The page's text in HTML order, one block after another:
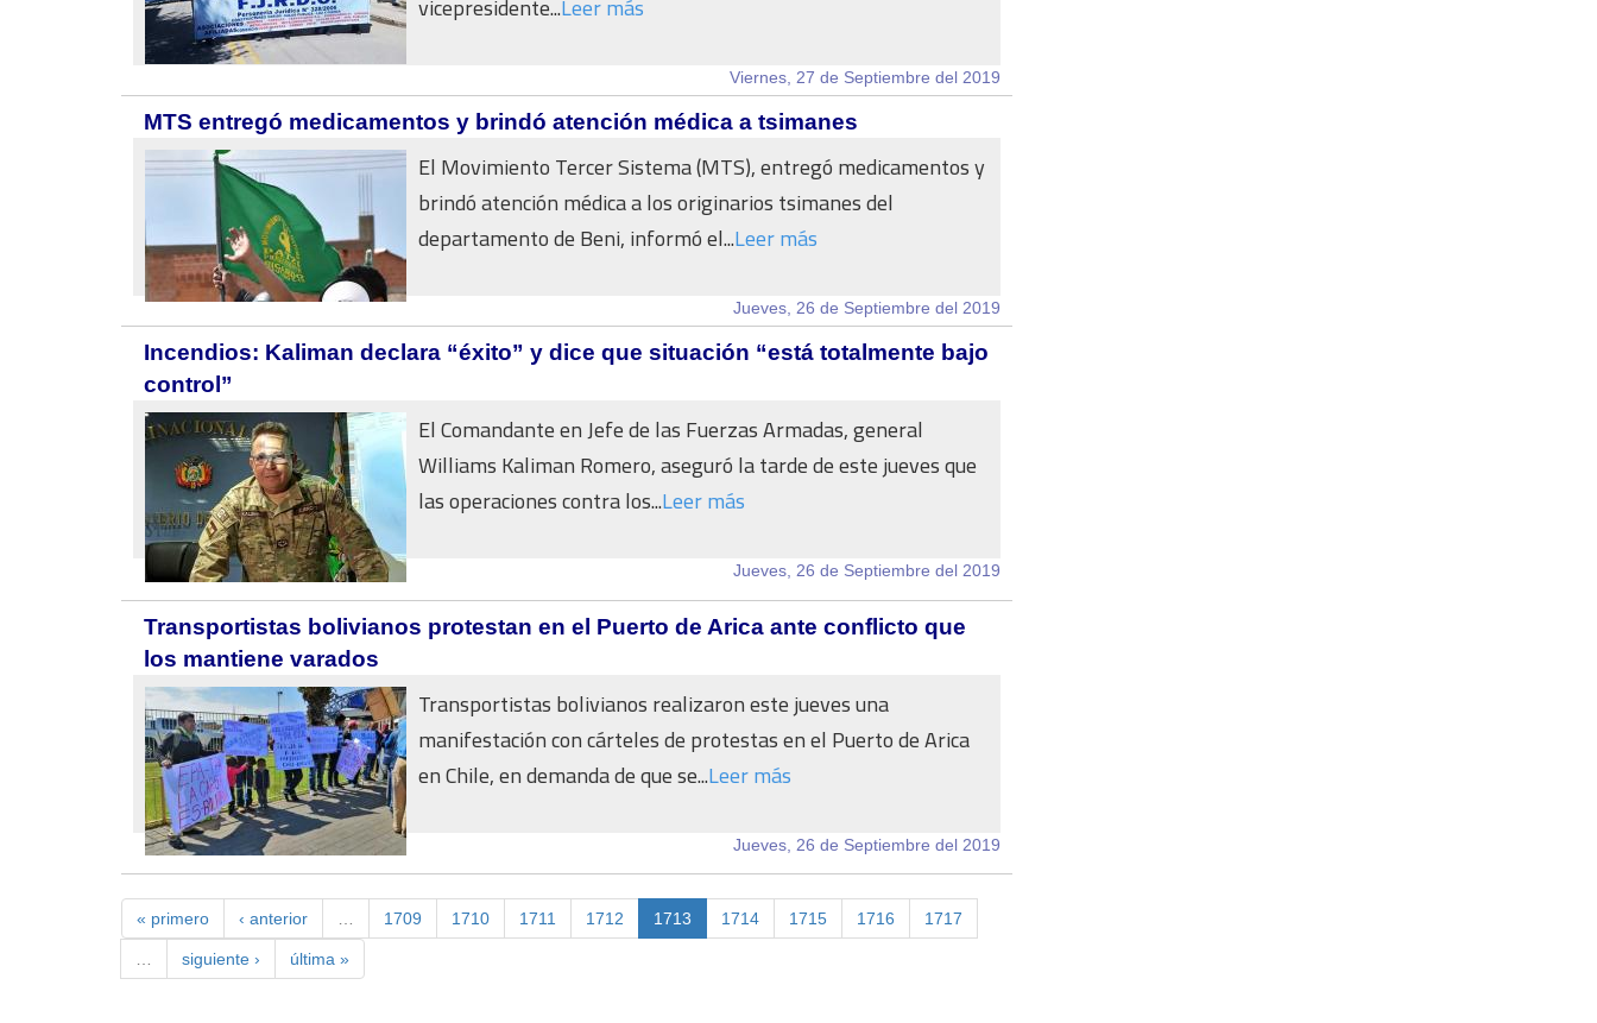
Viernes, 27 de Septiembre del 2019
MTS entregó medicamentos y brindó atención médica a tsimanes
El Movimiento Tercer Sistema (MTS), entregó medicamentos y
brindó atención médica a los originarios tsimanes del
departamento de Beni, informó el...Leer más
Jueves, 26 de Septiembre del 2019
Incendios: Kaliman declara “éxito” y dice que situación “está totalmente bajo
control”
El Comandante en Jefe de las Fuerzas Armadas, general
Williams Kaliman Romero, aseguró la tarde de este jueves que
las operaciones contra los...Leer más
Jueves, 26 de Septiembre del 2019
Transportistas bolivianos protestan en el Puerto de Arica ante conflicto que
los mantiene varados
Transportistas bolivianos realizaron este jueves una
manifestación con cárteles de protestas en el Puerto de Arica
en Chile, en demanda de que se...Leer más
Jueves, 26 de Septiembre del 2019
« primero ‹ anterior 1709 1710 1711 1712 1713 1714 1715 1716 1717
siguiente › última »